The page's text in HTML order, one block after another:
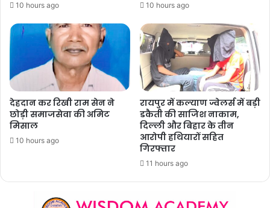
10 hours ago 10 hours ago
देहदान कर रिखी राम सेन ने
छोड़ी समाजसेवा की अमिट
मिसाल
10 hours ago
रायपुर में कल्याण ज्वेलर्स में बड़ी
डकैती की साजिश नाकाम,
दिल्ली और बिहार के तीन
आरोपी हथियारों सहित
गिरफ्तार
11 hours ago